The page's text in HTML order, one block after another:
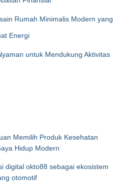
Rumah Minimalis Modern yang
Energi
untuk Mendukung Aktivitas
Memilih Produk Kesehatan
Hidup Modern
digital okto88 sebagai ekosistem
otomotif